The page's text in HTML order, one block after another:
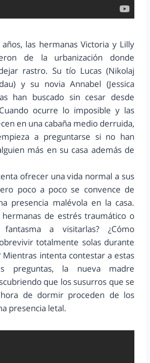
años, las hermanas Victoria y Lilly
de la urbanización donde
rastro. Su tío Lucas (Nikolaj
y su novia Annabel (Jessica
han buscado sin cesar desde
ocurre lo imposible y las
en una cabaña medio derruida,
a preguntarse si no han
más en su casa además de
ofrecer una vida normal a sus
poco a poco se convence de
presencia malévola en la casa.
hermanas de estrés traumático o
a visitarlas? ¿Cómo
totalmente solas durante
Mientras intenta contestar a estas
preguntas, la nueva madre
que los susurros que se
de dormir proceden de los
presencia letal.